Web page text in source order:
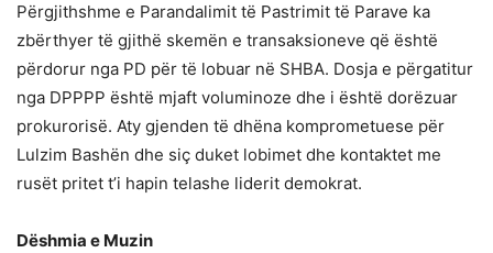
Përgjithshme e Parandalimit të Pastrimit të Parave ka
zbërthyer të gjithë skemën e transaksioneve që është
përdorur nga PD për të lobuar në SHBA. Dosja e përgatitur
nga DPPPP është mjaft voluminoze dhe i është dorëzuar
prokurorisë. Aty gjenden të dhëna komprometuese për
Lulzim Bashën dhe siç duket lobimet dhe kontaktet me
rusët pritet t’i hapin telashe liderit demokrat.
Dëshmia e Muzin